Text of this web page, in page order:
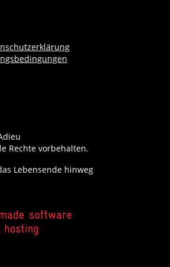
Rechte vorbehalten.
Lebensende hinweg